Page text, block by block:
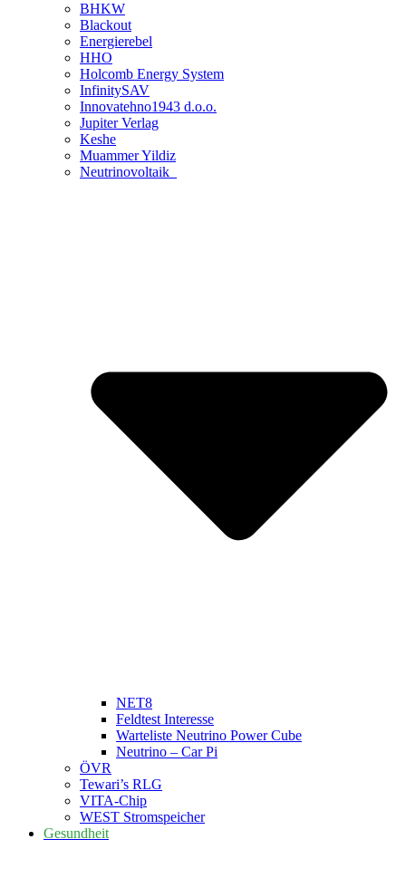
BHKW
Blackout
Energierebel
HHO
Holcomb Energy System
InfinitySAV
Innovatehno1943 d.o.o.
Jupiter Verlag
Keshe
Muammer Yildiz
Neutrinovoltaik
NET8
Feldtest Interesse
Warteliste Neutrino Power Cube
Neutrino – Car Pi
ÖVR
Tewari’s RLG
VITA-Chip
WEST Stromspeicher
Gesundheit